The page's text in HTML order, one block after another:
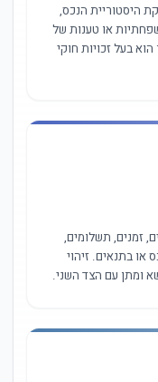
היסטוריית הנכס,
או טענות של
בעל זכויות חוקי
זמנים, תשלומים,
או בתנאים. זיהוי
ומתן עם הצד השני.